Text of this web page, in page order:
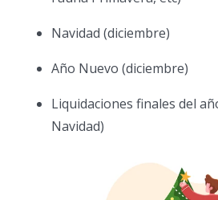
Navidad (diciembre)
Año Nuevo (diciembre)
Liquidaciones finales del
Navidad)